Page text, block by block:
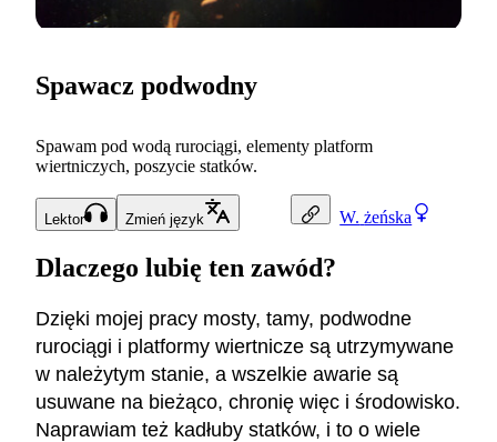
W. żeńska
Spawacz podwodny
Spawam pod wodą rurociągi, elementy platform
wiertniczych, poszycie statków.
Lektor Zmień język
Dlaczego lubię ten zawód?
Dzięki mojej pracy mosty, tamy, podwodne
rurociągi i platformy wiertnicze są utrzymywane
w należytym stanie, a wszelkie awarie są
usuwane na bieżąco, chronię więc i środowisko.
Naprawiam też kadłuby statków, i to o wiele